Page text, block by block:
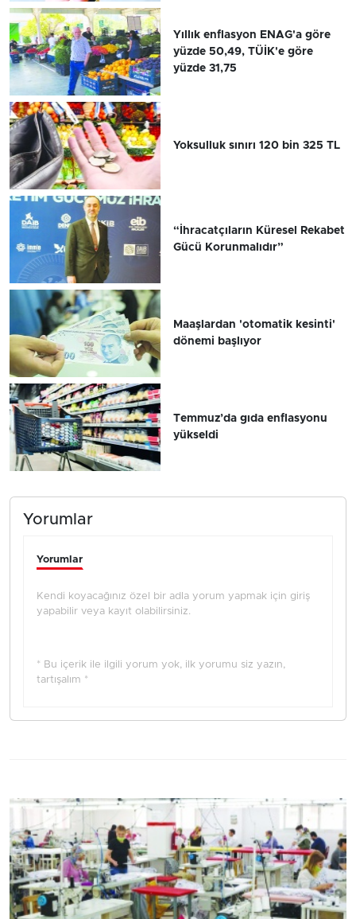
Yıllık enflasyon ENAG'a göre
yüzde 50,49, TÜİK'e göre
yüzde 31,75
Yoksulluk sınırı 120 bin 325 TL
“İhracatçıların Küresel Rekabet
Gücü Korunmalıdır”
Maaşlardan 'otomatik kesinti'
dönemi başlıyor
Temmuz’da gıda enflasyonu
yükseldi
Yorumlar
Yorumlar
Kendi koyacağınız özel bir adla yorum yapmak için giriş
yapabilir veya kayıt olabilirsiniz.
* Bu içerik ile ilgili yorum yok, ilk yorumu siz yazın,
tartışalım *